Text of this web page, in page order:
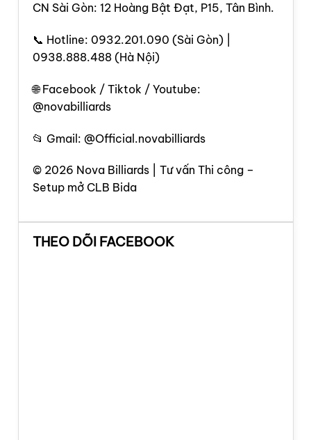
CN Sài Gòn: 12 Hoàng Bật Đạt, P15, Tân Bình.
📞 Hotline: 0932.201.090 (Sài Gòn) |
0938.888.488 (Hà Nội)
🌐 Facebook / Tiktok / Youtube:
@novabilliards
📂 Gmail: @Official.novabilliards
© 2026 Nova Billiards | Tư vấn Thi công –
Setup mở CLB Bida
THEO DÕI FACEBOOK